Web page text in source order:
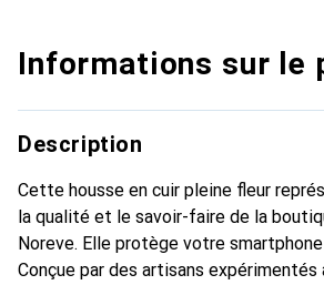
Informations sur le
Description
Cette housse en cuir pleine fleur
la qualité et le savoir-faire de la
Noreve. Elle protège votre
Conçue par des artisans expérimentés